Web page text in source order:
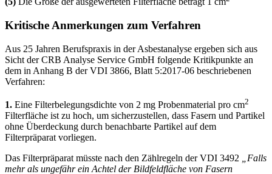
Kritische Anmerkungen zum Verfahren
Aus 25 Jahren Berufspraxis in der Asbestanalyse ergeben sich aus
Sicht der CRB Analyse Service GmbH folgende Kritikpunkte an
dem in Anhang B der VDI 3866, Blatt 5:2017-06 beschriebenen
Verfahren:
1. Eine Filterbelegungsdichte von 2 mg Probenmaterial pro cm2
Filterfläche ist zu hoch, um sicherzustellen, dass Fasern und Partikel
ohne Überdeckung durch benachbarte Partikel auf dem
Filterpräparat vorliegen.
Das Filterpräparat müsste nach den Zählregeln der VDI 3492
„Falls
mehr als ungefähr ein Achtel der Bildfeldfläche von Fasern